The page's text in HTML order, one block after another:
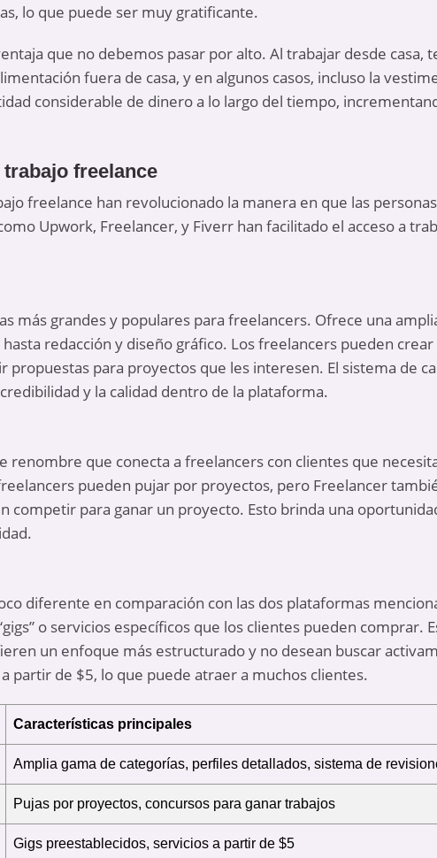
lo que puede ser muy gratificante.
que no debemos pasar por alto. Al trabajar desde casa,
fuera de casa, y en algunos casos, incluso la
considerable de dinero a lo largo del tiempo,
freelance
freelance han revolucionado la manera en que las
Upwork, Freelancer, y Fiverr han facilitado el acceso a
más grandes y populares para freelancers. Ofrece una
redacción y diseño gráfico. Los freelancers pueden
propuestas para proyectos que les interesen. El sistema de
y la calidad dentro de la plataforma.
renombre que conecta a freelancers con clientes que
pueden pujar por proyectos, pero Freelancer
competir para ganar un proyecto. Esto brinda una
diferente en comparación con las dos plataformas
o servicios específicos que los clientes pueden comprar.
un enfoque más estructurado y no desean buscar
partir de $5, lo que puede atraer a muchos clientes.
Características principales
Amplia gama de categorías, perfiles detallados, sistema de
Pujas por proyectos, concursos para ganar trabajos
Gigs preestablecidos, servicios a partir de $5